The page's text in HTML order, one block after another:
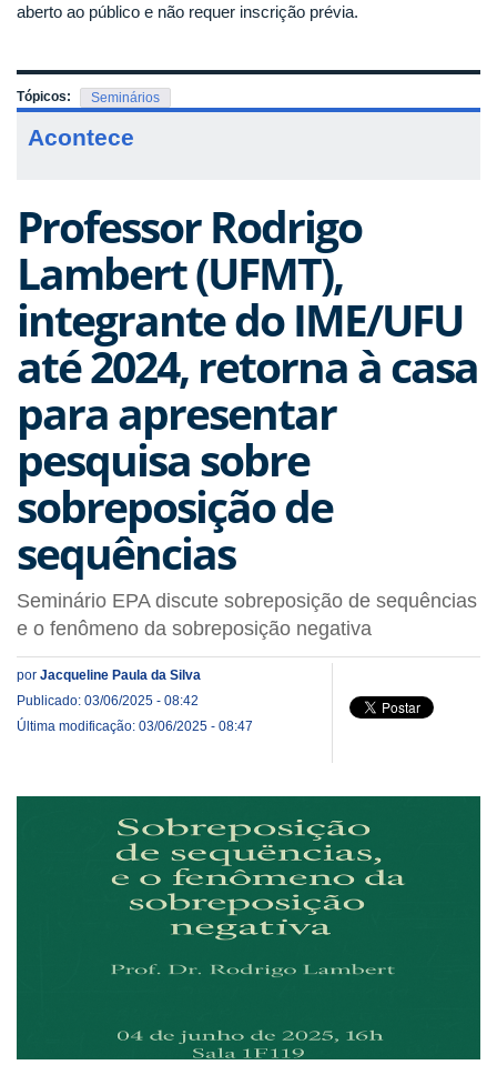
aberto ao público e não requer inscrição prévia.
Tópicos: Seminários
Acontece
Professor Rodrigo
Lambert (UFMT),
integrante do IME/UFU
até 2024, retorna à casa
para apresentar
pesquisa sobre
sobreposição de
sequências
Seminário EPA discute sobreposição de sequências
e o fenômeno da sobreposição negativa
por Jacqueline Paula da Silva
Publicado: 03/06/2025 - 08:42
Última modificação: 03/06/2025 - 08:47